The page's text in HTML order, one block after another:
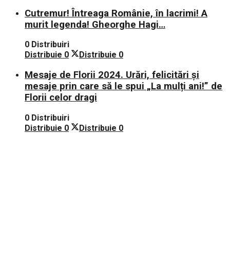
Cutremur! Întreaga Românie, în lacrimi! A
murit legenda! Gheorghe Hagi…
0 Distribuiri
Distribuie 0 Distribuie 0
Mesaje de Florii 2024. Urări, felicitări și
mesaje prin care să le spui „La mulți ani!” de
Florii celor dragi
0 Distribuiri
Distribuie 0 Distribuie 0